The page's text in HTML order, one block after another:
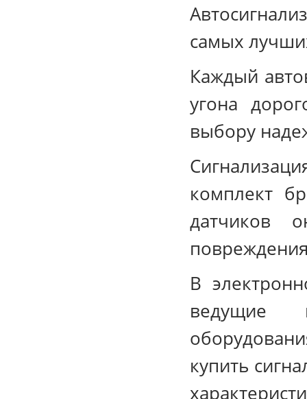
самых
Каждый
угона
выбору
комплект
датчиков
В
ведущие
купить